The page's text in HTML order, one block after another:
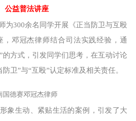
公益普法讲座
为300余名同学开展《正当防卫与互殴
，邓冠杰律师结合司法实践经验，通
的方式，引发同学们思考，在互动讨论
卫”与“互殴”认定标准及相关责任。
国德赛邓冠杰律师
象生动、紧贴生活的案例，引发了大